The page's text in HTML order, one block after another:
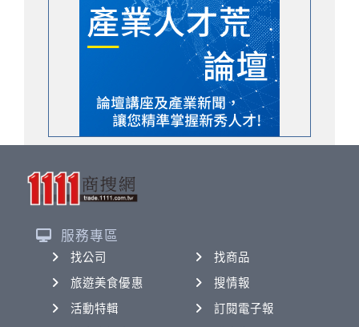
服務專區
找公司
找商品
旅遊美食優惠
搜情報
活動特輯
訂閱電子報